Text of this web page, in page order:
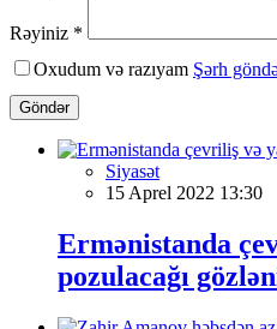
Rəyiniz *
Oxudum və razıyam Şərh
Göndər
Siyasət
15 Aprel 2022 13:30
Ermənistanda
pozulacağı